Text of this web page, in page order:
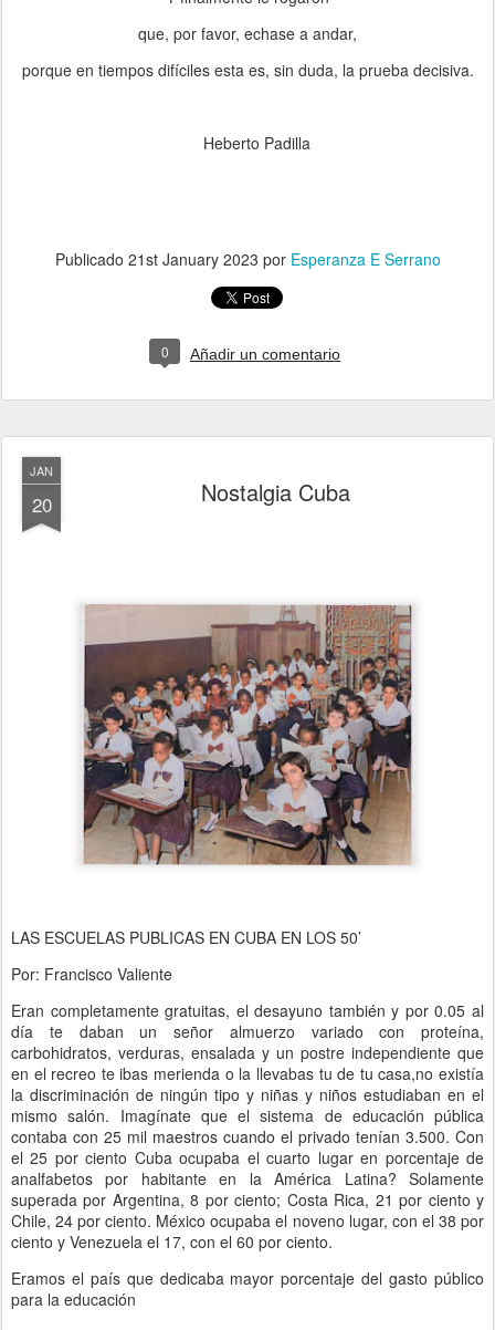
que, por favor, echase a andar,
porque en tiempos difíciles esta es, sin duda, la prueba decisiva.
Heberto Padilla
Publicado 21st January 2023 por Esperanza E Serrano
0 Añadir un comentario
JAN
20 Nostalgia Cuba
LAS ESCUELAS PUBLICAS EN CUBA EN LOS 50’
Por: Francisco Valiente
Eran completamente gratuitas, el desayuno también y por 0.05 al
día te daban un señor almuerzo variado con proteína,
carbohidratos, verduras, ensalada y un postre independiente que
en el recreo te ibas merienda o la llevabas tu de tu casa,no existía
la discriminación de ningún tipo y niñas y niños estudiaban en el
mismo salón. Imagínate que el sistema de educación pública
contaba con 25 mil maestros cuando el privado tenían 3.500. Con
el 25 por ciento Cuba ocupaba el cuarto lugar en porcentaje de
analfabetos por habitante en la América Latina? Solamente
superada por Argentina, 8 por ciento; Costa Rica, 21 por ciento y
Chile, 24 por ciento. México ocupaba el noveno lugar, con el 38 por
ciento y Venezuela el 17, con el 60 por ciento.
Eramos el país que dedicaba mayor porcentaje del gasto público
para la educación